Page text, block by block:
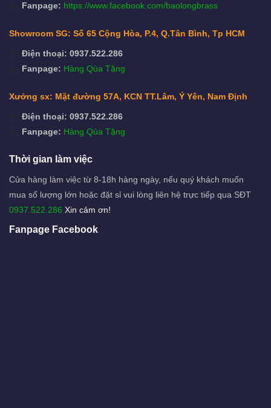
Fanpage: https://www.facebook.com/baolongbrass
Showroom SG: Số 65 Cộng Hòa, P.4, Q.Tân Bình, Tp HCM
Điện thoại: 0937.522.286
Fanpage: Hàng Qùa Tặng
Xưởng sx: Mặt đường 57A, KCN TT.Lâm, Ý Yên, Nam Định
Điện thoại: 0937.522.286
Fanpage: Hàng Qùa Tặng
Thời gian làm việc
Cửa hàng làm việc từ 8-18h hàng ngày, nếu quý khách muốn
mua số lượng lớn hoặc đặt sỉ vui lòng liên hệ trực tiếp qua SĐT
0937.522.286 Xin cảm ơn!
Fanpage Facebook